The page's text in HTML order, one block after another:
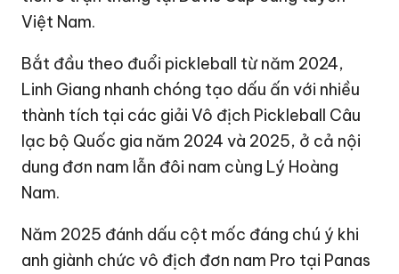
Việt Nam.
Bắt đầu theo đuổi pickleball từ năm 2024,
Linh Giang nhanh chóng tạo dấu ấn với nhiều
thành tích tại các giải Vô địch Pickleball Câu
lạc bộ Quốc gia năm 2024 và 2025, ở cả nội
dung đơn nam lẫn đôi nam cùng Lý Hoàng
Nam.
Năm 2025 đánh dấu cột mốc đáng chú ý khi
anh giành chức vô địch đơn nam Pro tại Panas